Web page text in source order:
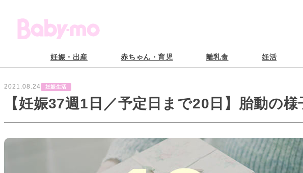
妊娠・出産 赤ちゃん・育児 離乳食 妊活
2021.08.24 妊娠生活
【妊娠37週1日／予定日まで20日】胎動の